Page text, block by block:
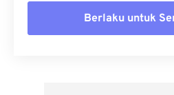
Berlaku untuk